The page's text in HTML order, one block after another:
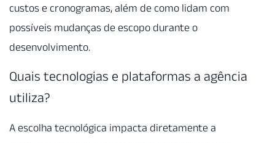
custos e cronogramas, além de como lidam com
possíveis mudanças de escopo durante o
desenvolvimento.
Quais tecnologias e plataformas a agência
utiliza?
A escolha tecnológica impacta diretamente a